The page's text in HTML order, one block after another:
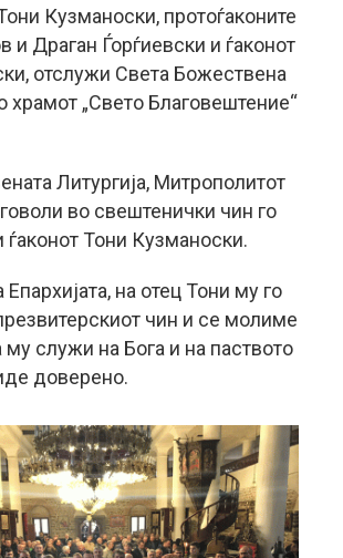
Кузманоски, протоѓаконите
и Драган Ѓорѓиевски и ѓаконот
отслужи Света Божествена
храмот „Свето Благовештение“
Литургија, Митрополитот
во свештенички чин го
Тони Кузманоски.
на отец Тони му го
чин и се молиме
му служи на Бога и на паството
доверено.